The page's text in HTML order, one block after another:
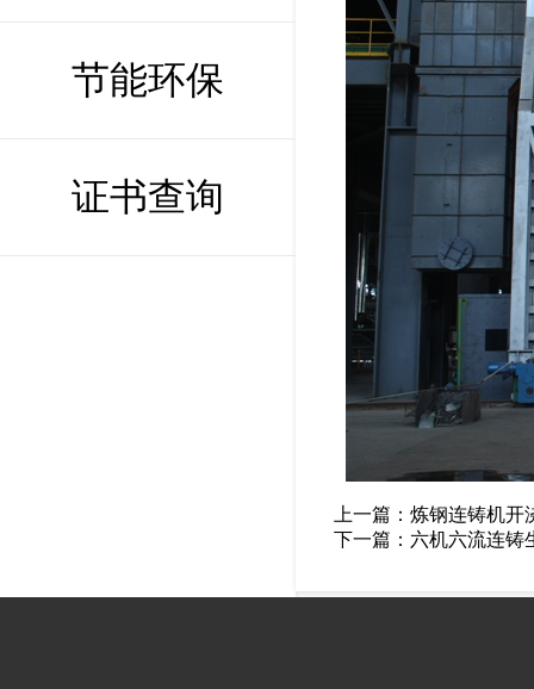
节能环保
证书查询
上一篇： 炼钢连铸机开
下一篇： 六机六流连铸